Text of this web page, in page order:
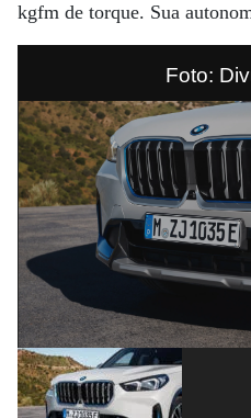
kgfm de torque. Sua
Foto: